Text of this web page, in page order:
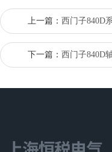
上一篇： 西门子840D
下一篇： 西门子840D